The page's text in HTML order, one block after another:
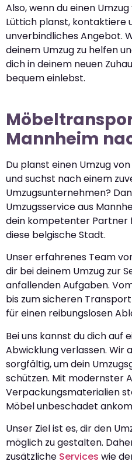
Also, wenn du einen
Lüttich planst, kontaktiere
unverbindliches Angebot.
deinem Umzug zu helfen
dich in deinem neuen
bequem einlebst.
Mannheim
Du planst einen Umzug
und suchst nach einem
Umzugsunternehmen?
Umzugsservice aus
dein kompetenter Partner
diese belgische Stadt.
Unser erfahrenes Team
dir bei deinem Umzug zur
anfallenden Aufgaben.
bis zum sicheren
für einen reibungslosen
Bei uns kannst du dich auf
Abwicklung verlassen. Wir
sorgfältig, um dein
schützen. Mit modernster
Verpackungsmaterialien
Möbel unbeschadet
Unser Ziel ist es, dir den
möglich zu gestalten.
zusätzliche Services wie